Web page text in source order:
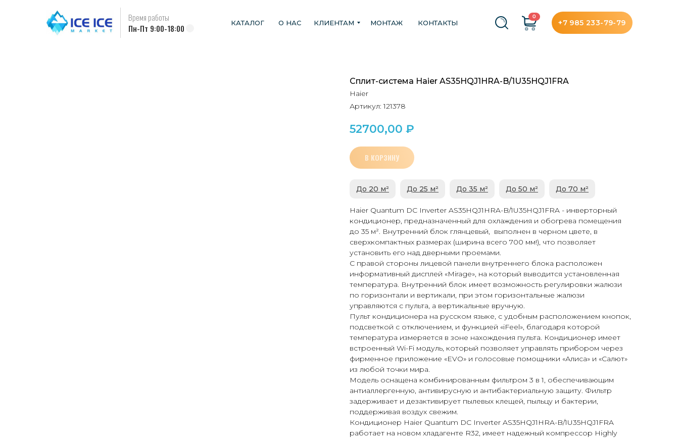
КАТАЛОГ О НАС КЛИЕНТАМ МОНТАЖ КОНТАКТЫ
0
+7 985 233-79-79
Пн-Пт 9:00-18:00
Время работы
Сплит-система Haier AS35HQJ1HRA-B/1U35HQJ1FRA
Haier
Артикул:121378
52700,00 ₽
В КОРЗИНУ
До 20 м² До 25 м² До 35 м² До 50 м² До 70 м²
Haier Quantum DC Inverter AS35HQJ1HRA-B/1U35HQJ1FRA - инверторный
кондиционер, предназначенный для охлаждения и обогрева помещения
до 35 м². Внутренний блок глянцевый, выполнен в черном цвете, в
сверхкомпактных размерах (ширина всего 700 мм!), что позволяет
установить его над дверными проемами.
С правой стороны лицевой панели внутреннего блока расположен
информативный дисплей «Mirage», на который выводится установленная
температура. Внутренний блок имеет возможность регулировки жалюзи
по горизонтали и вертикали, при этом горизонтальные жалюзи
управляются с пульта, а вертикальные вручную.
Пульт кондиционера на русском языке, с удобным расположением кнопок,
подсветкой с отключением, и функцией «iFeel», благодаря которой
температура измеряется в зоне нахождения пульта. Кондиционер имеет
встроенный Wi-Fi модуль, который позволяет управлять прибором через
фирменное приложение «EVO» и голосовые помощники «Алиса» и «Салют»
из любой точки мира.
Модель оснащена комбинированным фильтром 3 в 1, обеспечивающим
антиаллергенную, антивирусную и антибактериальную защиту. Фильтр
задерживает и дезактивирует пылевых клещей, пыльцу и бактерии,
поддерживая воздух свежим.
Кондиционер Haier Quantum DC Inverter AS35HQJ1HRA-B/1U35HQJ1FRA
работает на новом хладагенте R32, имеет надежный компрессор Highly